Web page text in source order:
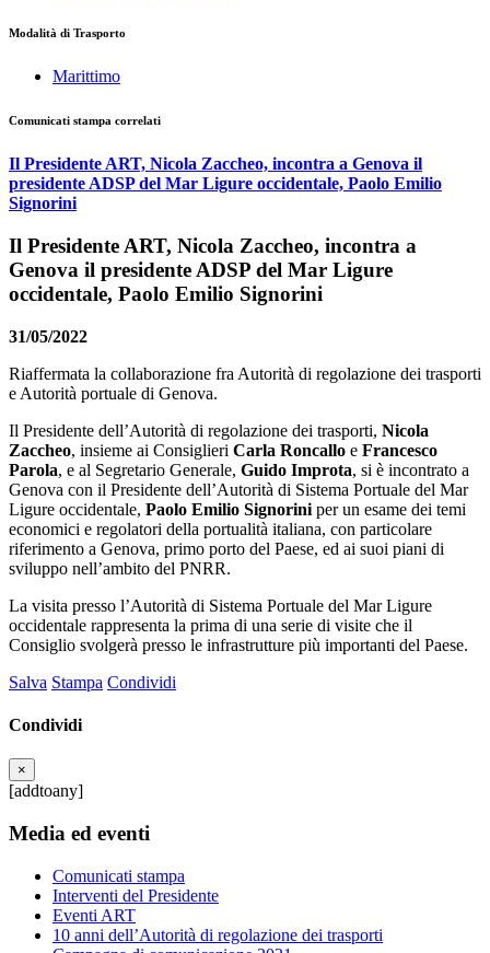
Modalità di Trasporto
Marittimo
Comunicati stampa correlati
Il Presidente ART, Nicola Zaccheo, incontra a Genova il
presidente ADSP del Mar Ligure occidentale, Paolo Emilio
Signorini
Il Presidente ART, Nicola Zaccheo, incontra a
Genova il presidente ADSP del Mar Ligure
occidentale, Paolo Emilio Signorini
31/05/2022
Riaffermata la collaborazione fra Autorità di regolazione dei trasporti
e Autorità portuale di Genova.
Il Presidente dell’Autorità di regolazione dei trasporti, Nicola
Zaccheo, insieme ai Consiglieri Carla Roncallo e Francesco
Parola, e al Segretario Generale, Guido Improta, si è incontrato a
Genova con il Presidente dell’Autorità di Sistema Portuale del Mar
Ligure occidentale, Paolo Emilio Signorini per un esame dei temi
economici e regolatori della portualità italiana, con particolare
riferimento a Genova, primo porto del Paese, ed ai suoi piani di
sviluppo nell’ambito del PNRR.
La visita presso l’Autorità di Sistema Portuale del Mar Ligure
occidentale rappresenta la prima di una serie di visite che il
Consiglio svolgerà presso le infrastrutture più importanti del Paese.
Salva Stampa Condividi
Condividi
×
[addtoany]
Media ed eventi
Comunicati stampa
Interventi del Presidente
Eventi ART
10 anni dell’Autorità di regolazione dei trasporti